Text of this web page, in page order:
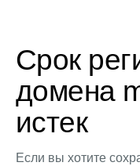
Срок
домена
истек
Если вы хотите